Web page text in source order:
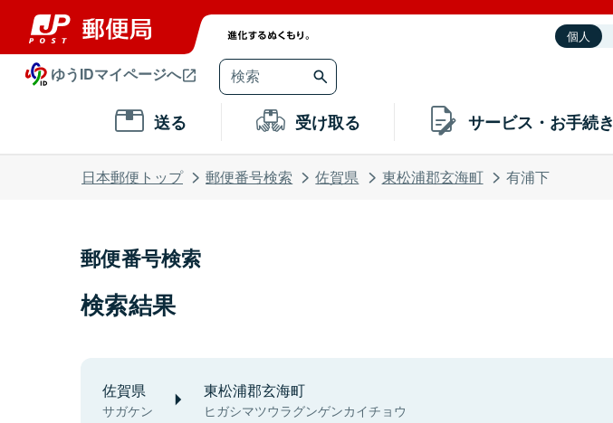
個人
ゆうIDマイページへ
送る 受け取る サービス・お手続き
日本郵便トップ 郵便番号検索 佐賀県 東松浦郡玄海町 有浦下
郵便番号検索
検索結果
佐賀県
サガケン
東松浦郡玄海町
ヒガシマツウラグンゲンカイチョウ